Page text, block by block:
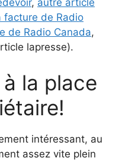
, autre article
facture de Radio
de Radio Canada,
lapresse).
la place
intéressant, au
assez vite plein